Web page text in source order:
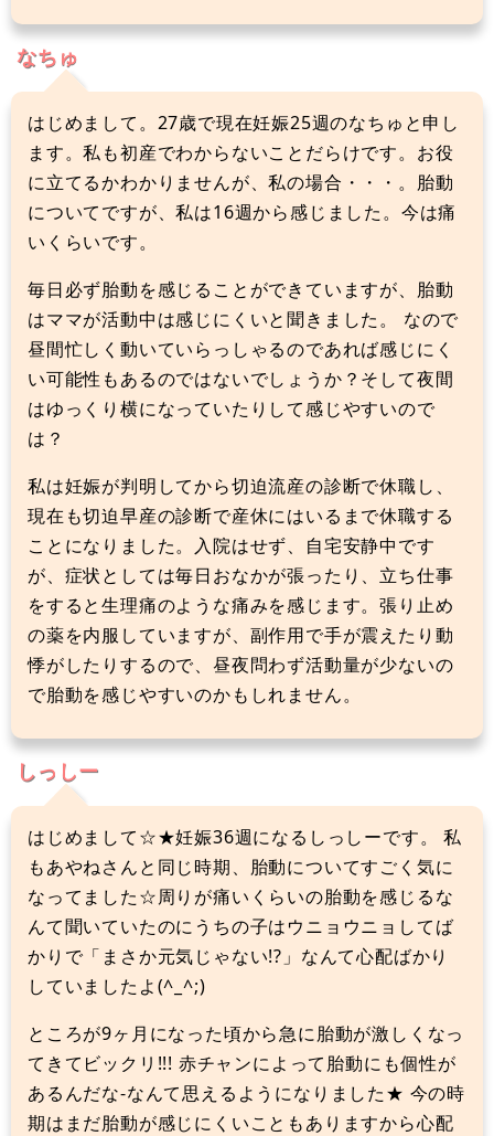
なちゅ
はじめまして。27歳で現在妊娠25週のなちゅと申し
ます。私も初産でわからないことだらけです。お役
に立てるかわかりませんが、私の場合・・・。胎動
についてですが、私は16週から感じました。今は痛
いくらいです。
毎日必ず胎動を感じることができていますが、胎動
はママが活動中は感じにくいと聞きました。 なので
昼間忙しく動いていらっしゃるのであれば感じにく
い可能性もあるのではないでしょうか？そして夜間
はゆっくり横になっていたりして感じやすいので
は？
私は妊娠が判明してから切迫流産の診断で休職し、
現在も切迫早産の診断で産休にはいるまで休職する
ことになりました。入院はせず、自宅安静中です
が、症状としては毎日おなかが張ったり、立ち仕事
をすると生理痛のような痛みを感じます。張り止め
の薬を内服していますが、副作用で手が震えたり動
悸がしたりするので、昼夜問わず活動量が少ないの
で胎動を感じやすいのかもしれません。
しっしー
はじめまして☆★妊娠36週になるしっしーです。 私
もあやねさんと同じ時期、胎動についてすごく気に
なってました☆周りが痛いくらいの胎動を感じるな
んて聞いていたのにうちの子はウニョウニョしてば
かりで「まさか元気じゃない!?」なんて心配ばかり
していましたよ(^_^;)
ところが9ヶ月になった頃から急に胎動が激しくなっ
てきてビックリ!!! 赤チャンによって胎動にも個性が
あるんだな-なんて思えるようになりました★ 今の時
期はまだ胎動が感じにくいこともありますから心配